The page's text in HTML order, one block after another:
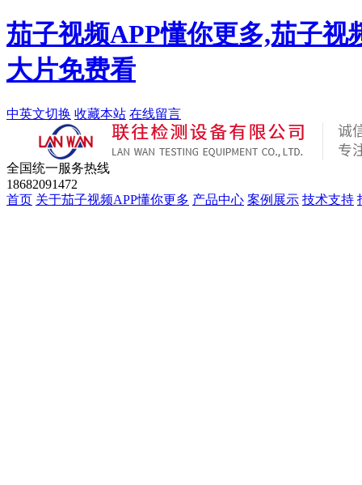
茄子视频APP懂你更多,茄子
大片免费看
中英文切换 收藏本站 在线留言
全国统一服务热线
18682091472
首页 关于茄子视频APP懂你更多 产品中心 案例展示 技术支持